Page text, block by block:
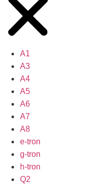
A1
A3
A4
A5
A6
A7
A8
e-tron
g-tron
h-tron
Q2